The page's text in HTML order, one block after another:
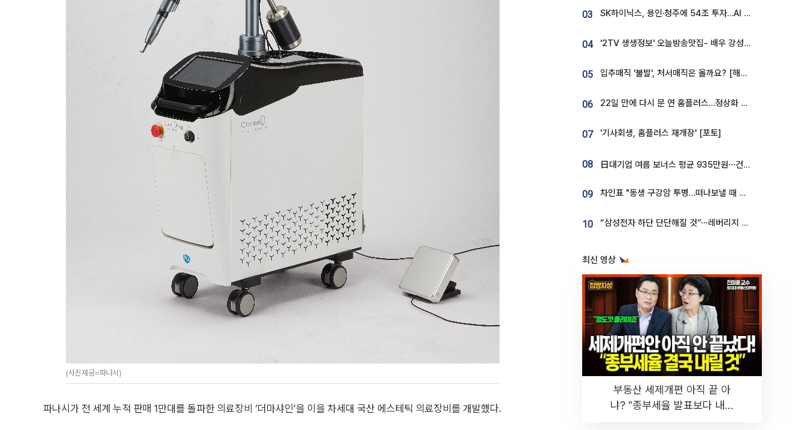
(사진제공=파나시)
파나시가 전 세계 누적 판매 1만대를 돌파한 의료장비 ‘더마샤인’을 이을 차세대 국산 에스테틱 의료장비를 개발했다.
03 SK하이닉스, 용인·청주에 54조 투자…AI 메모리 생산기지 키운다
04 '2TV 생생정보' 오늘방송맛집- 배우 강성진 단골! 쌀국수ㆍ푸팟퐁 커리 맛집 '블○○○'
05 입추매직 '불발', 처서매직은 올까요? [해시태그]
06 22일 만에 다시 문 연 홈플러스…정상화 바쁜데 재고 없어 ‘발동동’[가보니]
07 '기사회생, 홈플러스 재개장' [포토]
08 日대기업 여름 보너스 평균 935만원⋯건설회사 1800만 넘어
09 차인표 "동생 구강암 투병…떠나보낼 때 가장 힘들었다”
10 “삼성전자 하단 단단해질 것”⋯레버리지 규제에 쏠림 완화 [찐코노미]
최신 영상
부동산 세제개편 아직 끝 아
냐? "종부세율 발표보다 내릴